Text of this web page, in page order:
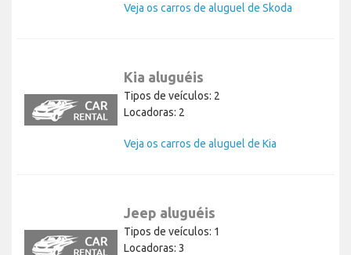
Veja os carros de aluguel de Skoda
Kia aluguéis
Tipos de veículos: 2
Locadoras: 2
Veja os carros de aluguel de Kia
Jeep aluguéis
Tipos de veículos: 1
Locadoras: 3